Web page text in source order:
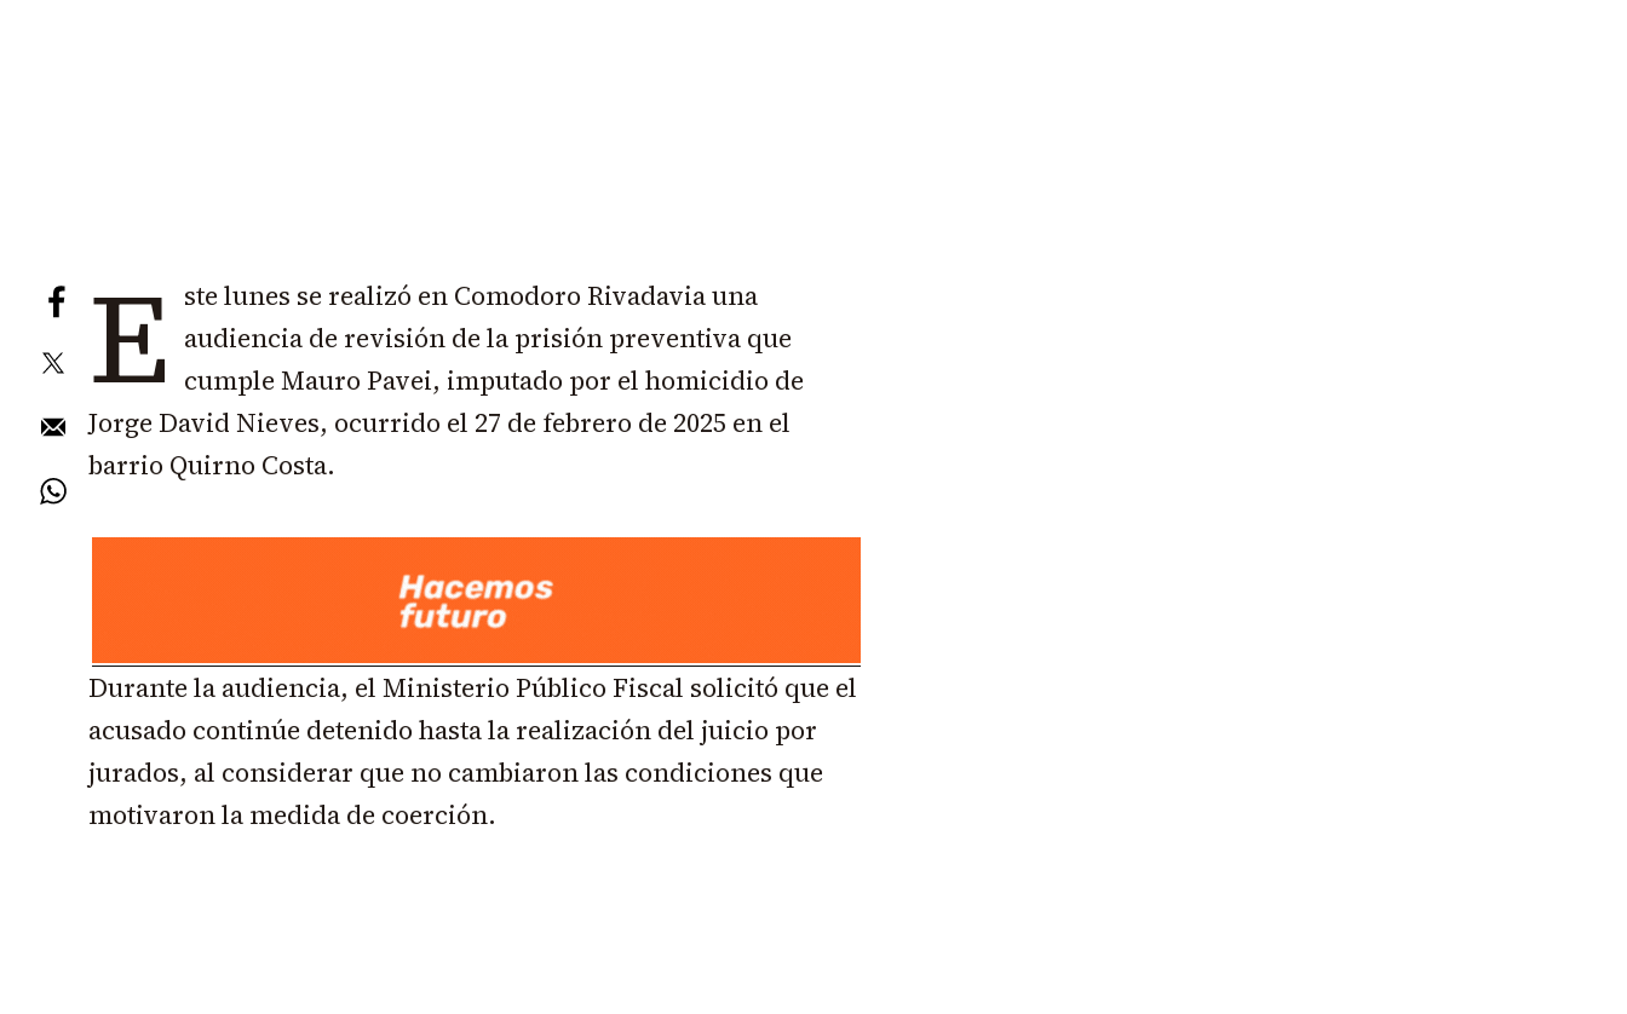
E ste lunes se realizó en Comodoro Rivadavia una
audiencia de revisión de la prisión preventiva que
cumple Mauro Pavei, imputado por el homicidio de
Jorge David Nieves, ocurrido el 27 de febrero de 2025 en el
barrio Quirno Costa.
Durante la audiencia, el Ministerio Público Fiscal solicitó que el
acusado continúe detenido hasta la realización del juicio por
jurados, al considerar que no cambiaron las condiciones que
motivaron la medida de coerción.